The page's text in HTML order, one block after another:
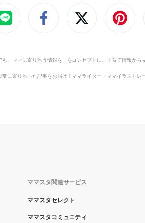
、ママに寄り添う情報を」をコンセプトに、子育て情報か
に寄り添った記事をお届け！ママライター・ママイラスト
ママスタ関連サービス
ママスタセレクト
ママスタコミュニティ